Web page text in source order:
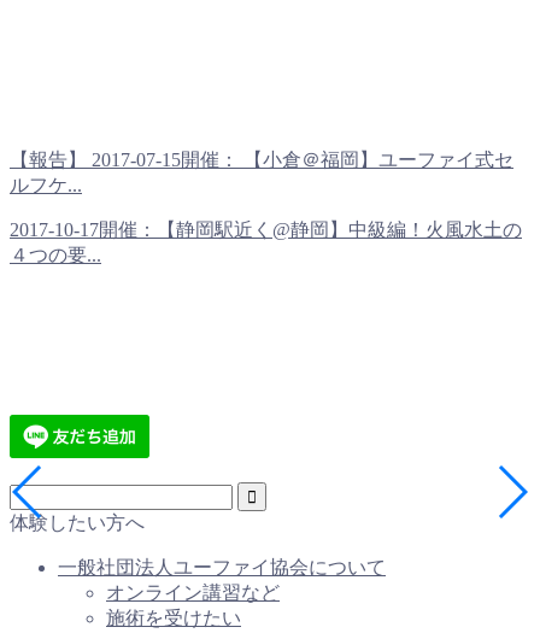
【報告】 2017-07-15開催： 【小倉＠福岡】ユーファイ式セ
ルフケ...
2017-10-17開催：【静岡駅近く@静岡】中級編！火風水土の
４つの要...
体験したい方へ
一般社団法人ユーファイ協会について
オンライン講習など
施術を受けたい